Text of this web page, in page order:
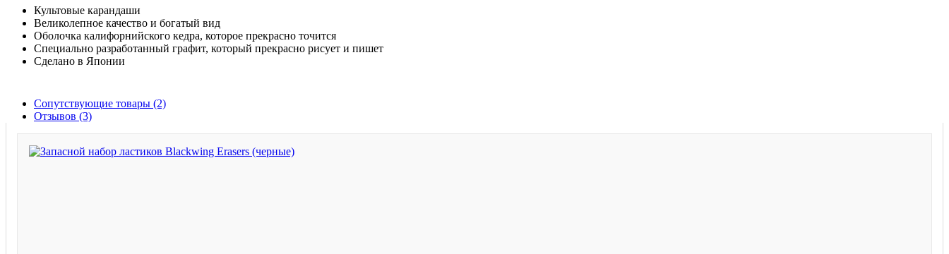
Культовые карандаши
Великолепное качество и богатый вид
Оболочка калифорнийского кедра, которое прекрасно точится
Специально разработанный графит, который прекрасно рисует и пишет
Сделано в Японии
Сопутствующие товары (2)
Отзывов (3)